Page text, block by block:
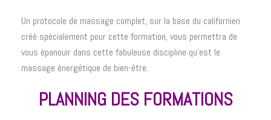
Un protocole de massage complet, sur la base du californien
créé spécialement pour cette formation, vous permettra de
vous épanouir dans cette fabuleuse discipline qu’est le
massage énergétique de bien-être.
PLANNING DES FORMATIONS